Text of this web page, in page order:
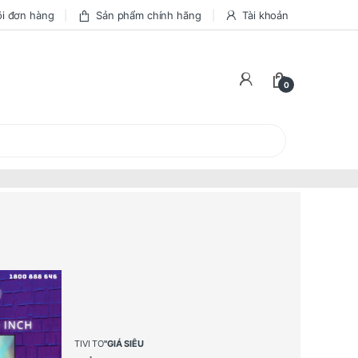
đơn hàng Sản phẩm chính hãng Tài khoản
0
TIVI TO"GIÁ SIÊU